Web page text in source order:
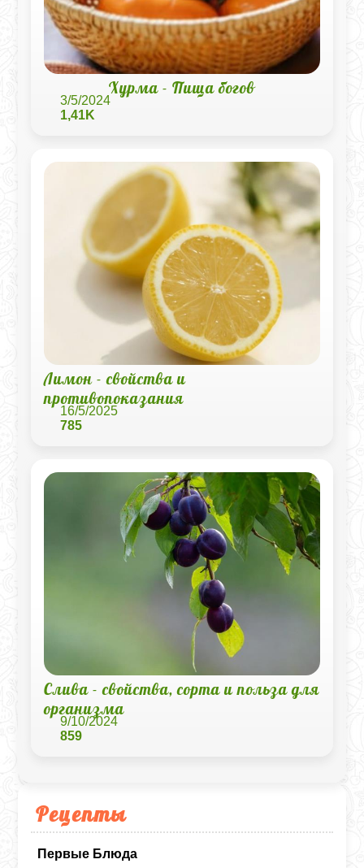
Рецепты
Первые Блюда
Хурма - Пища богов
3/5/2024
1,41K
Лимон - свойства и
противопоказания
16/5/2025
785
Слива - свойства, сорта и польза для
организма
9/10/2024
859